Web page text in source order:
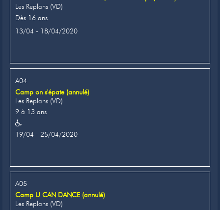
Les Replans (VD)
Dès 16 ans
13/04 - 18/04/2020
A04
Camp on s'épate (annulé)
Les Replans (VD)
9 à 13 ans
19/04 - 25/04/2020
A05
Camp U CAN DANCE (annulé)
Les Replans (VD)